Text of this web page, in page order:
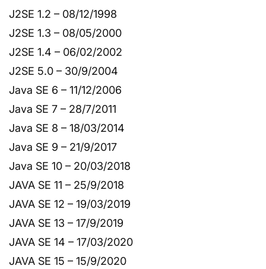
J2SE 1.2 – 08/12/1998
J2SE 1.3 – 08/05/2000
J2SE 1.4 – 06/02/2002
J2SE 5.0 – 30/9/2004
Java SE 6 – 11/12/2006
Java SE 7 – 28/7/2011
Java SE 8 – 18/03/2014
Java SE 9 – 21/9/2017
Java SE 10 – 20/03/2018
JAVA SE 11 – 25/9/2018
JAVA SE 12 – 19/03/2019
JAVA SE 13 – 17/9/2019
JAVA SE 14 – 17/03/2020
JAVA SE 15 – 15/9/2020